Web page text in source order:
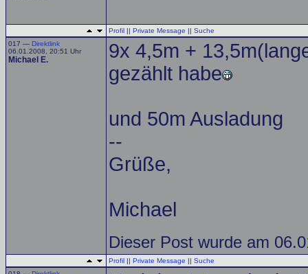
Profil || Private Message || Suche
017 — Direktlink
06.01.2008, 20:51 Uhr
Michael E.
9x 4,5m +
gezählt habe
und 50m Ausladung
--
Grüße,
Michael
Dieser Post wurde am
Profil || Private Message || Suche